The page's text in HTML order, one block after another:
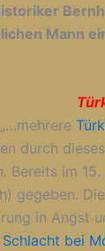
Mann
durch
Bereits im
gegeben.
in Angst
Schlacht bei